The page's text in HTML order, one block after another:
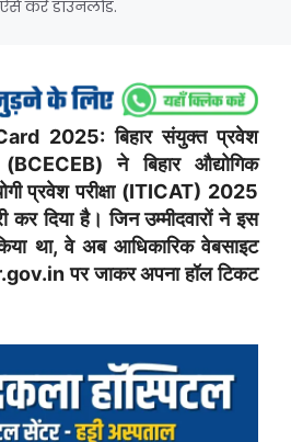
ऐसे करें डाउनलोड.
2025: बिहार संयुक्त प्रवेश
(BCECEB) ने बिहार औद्योगिक
प्रवेश परीक्षा (ITICAT) 2025
कर दिया है। जिन उम्मीदवारों ने इस
था, वे अब आधिकारिक वेबसाइट
पर जाकर अपना हॉल टिकट